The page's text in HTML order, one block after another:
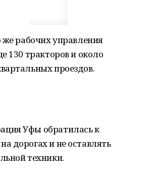
рабочих управления
130 тракторов и около
проездов.
Уфы обратилась к
дорогах и не оставлять
техники.